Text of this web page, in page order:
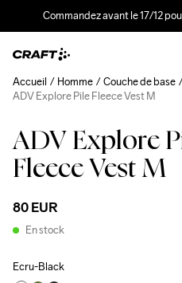
Commandez avant le 17/12
ADV Explore
Fleece Vest M
80 EUR
En stock
Ecru-Black
Accueil Homme Couche de base
ADV Explore Pile Fleece Vest M